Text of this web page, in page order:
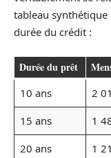
tableau
durée du crédit :
Durée du prêt
10 ans 2
15 ans
1
20 ans
1